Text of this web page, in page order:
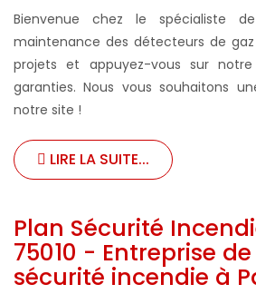
Bienvenue chez le spécialiste
maintenance des détecteurs de gaz
projets et appuyez-vous sur
garanties. Nous vous souhaitons
notre site !
LIRE LA SUITE...
Plan Sécurité
75010 - Entreprise
sécurité incendie à